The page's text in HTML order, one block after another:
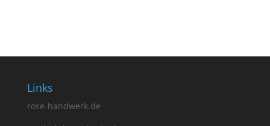
Links
rose-handwerk.de